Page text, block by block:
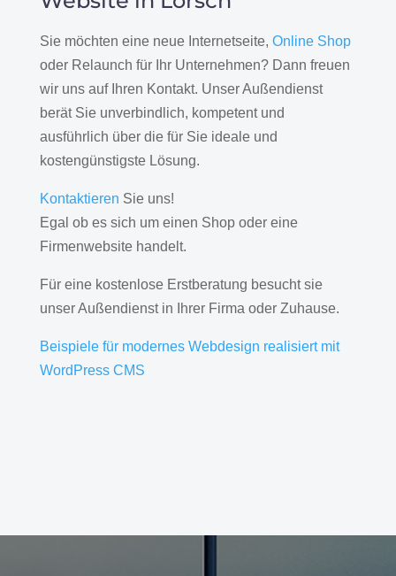
Sie möchten eine neue Internetseite, Online Shop
oder Relaunch für Ihr Unternehmen? Dann freuen
wir uns auf Ihren Kontakt. Unser Außendienst
berät Sie unverbindlich, kompetent und
ausführlich über die für Sie ideale und
kostengünstigste Lösung.
Kontaktieren Sie uns!
Egal ob es sich um einen Shop oder eine
Firmenwebsite handelt.
Für eine kostenlose Erstberatung besucht sie
unser Außendienst in Ihrer Firma oder Zuhause.
Beispiele für modernes Webdesign realisiert mit
WordPress CMS